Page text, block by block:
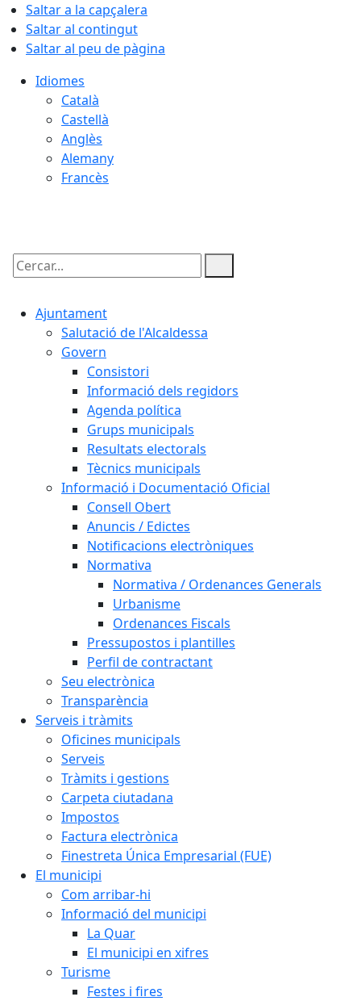
Saltar a la capçalera
Saltar al contingut
Saltar al peu de pàgina
Idiomes
Català
Castellà
Anglès
Alemany
Francès
Cercar:
Ajuntament
Salutació de l'Alcaldessa
Govern
Consistori
Informació dels regidors
Agenda política
Grups municipals
Resultats electorals
Tècnics municipals
Informació i Documentació Oficial
Consell Obert
Anuncis / Edictes
Notificacions electròniques
Normativa
Normativa / Ordenances Generals
Urbanisme
Ordenances Fiscals
Pressupostos i plantilles
Perfil de contractant
Seu electrònica
Transparència
Serveis i tràmits
Oficines municipals
Serveis
Tràmits i gestions
Carpeta ciutadana
Impostos
Factura electrònica
Finestreta Única Empresarial (FUE)
El municipi
Com arribar-hi
Informació del municipi
La Quar
El municipi en xifres
Turisme
Festes i fires